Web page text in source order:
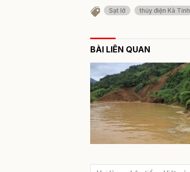
Sạt lở thủy điện Kà Tinh
BÀI LIÊN QUAN